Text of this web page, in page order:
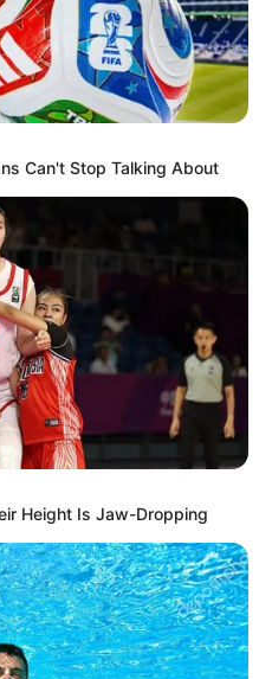
Can't Stop Talking About
Height Is Jaw-Dropping